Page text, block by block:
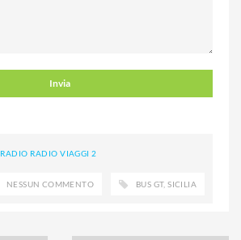
RADIO RADIO VIAGGI 2
NESSUN COMMENTO BUS GT,SICILIA